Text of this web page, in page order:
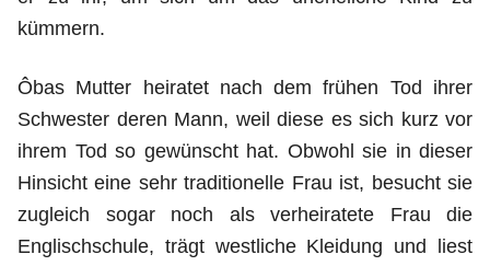
kümmern.
Ôbas Mutter heiratet nach dem frühen Tod ihrer
Schwester deren Mann, weil diese es sich kurz vor
ihrem Tod so gewünscht hat. Obwohl sie in dieser
Hinsicht eine sehr traditionelle Frau ist, besucht sie
zugleich sogar noch als verheiratete Frau die
Englischschule, trägt westliche Kleidung und liest